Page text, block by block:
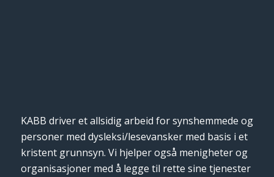
KABB driver et allsidig arbeid for synshemmede og
personer med dysleksi/lesevansker med basis i et
kristent grunnsyn. Vi hjelper også menigheter og
organisasjoner med å legge til rette sine tjenester